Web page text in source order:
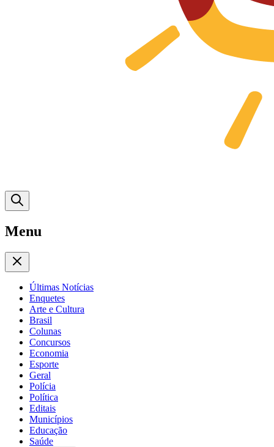
Menu
Últimas Notícias
Enquetes
Arte e Cultura
Brasil
Colunas
Concursos
Economia
Esporte
Geral
Polícia
Política
Editais
Municípios
Educação
Saúde